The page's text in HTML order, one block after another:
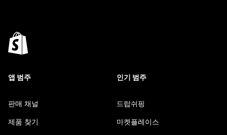
앱 범주
판매 채널
제품 찾기
인기 범주
드랍쉬핑
마켓플레이스